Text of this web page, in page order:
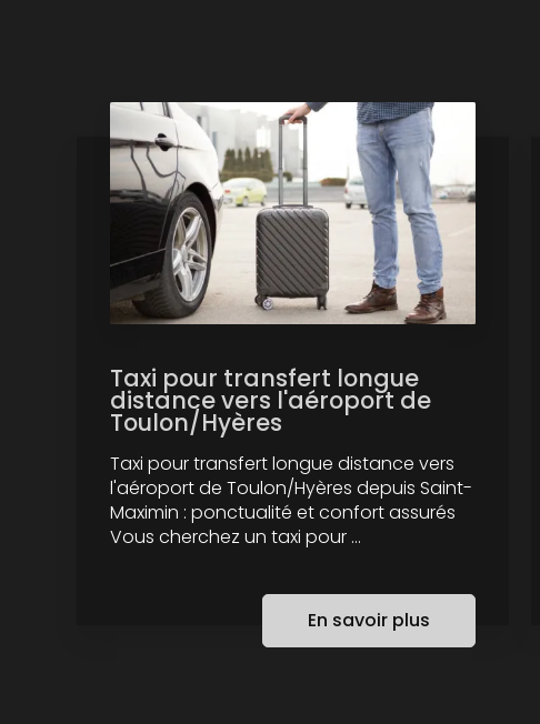
Taxi pour transfert longue
distance vers l'aéroport de
Toulon/Hyères
Taxi pour transfert longue distance vers
l'aéroport de Toulon/Hyères depuis Saint-
Maximin : ponctualité et confort assurés
Vous cherchez un taxi pour ...
En savoir plus